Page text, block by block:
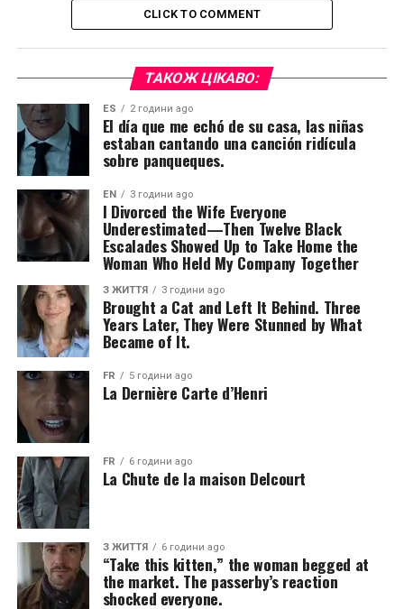
CLICK TO COMMENT
ТАКОЖ ЦІКАВО:
ES 2 години ago
El día que me echó de su casa, las niñas
estaban cantando una canción ridícula
sobre panqueques.
EN 3 години ago
I Divorced the Wife Everyone
Underestimated—Then Twelve Black
Escalades Showed Up to Take Home the
Woman Who Held My Company Together
З ЖИТТЯ 3 години ago
Brought a Cat and Left It Behind. Three
Years Later, They Were Stunned by What
Became of It.
FR 5 години ago
La Dernière Carte d’Henri
FR 6 години ago
La Chute de la maison Delcourt
З ЖИТТЯ 6 години ago
“Take this kitten,” the woman begged at
the market. The passerby’s reaction
shocked everyone.